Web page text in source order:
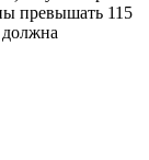
превышать 115
должна